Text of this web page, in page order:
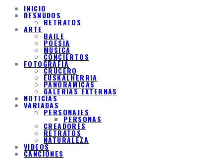
INICIO
DESNUDOS
RETRATOS
ARTE
BAILE
POESIA
MUSICA
CONCIERTOS
FOTOGRAFIA
CRUCERO
EUSKALHERRIA
PANORAMICAS
GALERIAS EXTERNAS
NOTICIAS
VARIADAS
PERSONAJES
PERSONAS
CREADORES
RETRATOS
NATURALEZA
VIDEOS
CANCIONES